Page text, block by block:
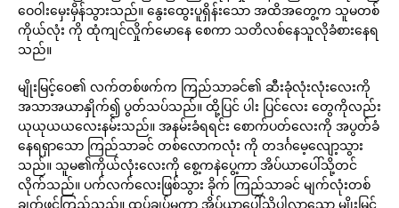
ဝေဝါးမှေးမှိန်သွားသည်။ နွေးထွေးပူရှိန်းသော အထိအတွေ့က သူမတစ်
ကိုယ်လုံး ကို ထုံကျင်လှိုက်မောနေ စေကာ သတိလစ်နေသူလိုခံစားနေရ
သည်။
မျိုးမြင့်ဝေ၏ လက်တစ်ဖက်က ကြည်သာခင်၏ ဆီးခုံလုံးလုံးလေးကို
အသာအယာနှိုက်၍ ပွတ်သပ်သည်။ ထို့ပြင် ပါး ပြင်လေး တွေကိုလည်း
ယုယုယယလေးနမ်းသည်။ အနမ်းခံရရင်း စောက်ပတ်လေးကို အပွတ်ခံ
နေရရှာသော ကြည်သာခင် တစ်လောကလုံး ကို တဒင်္ဂမေ့လျော့သွား
သည်။ သူမ၏ကိုယ်လုံးလေးကို စွေ့ကနဲပွေ့ကာ အိပ်ယာပေါ်သို့တင်
လိုက်သည်။ ပက်လက်လေးဖြစ်သွား ခိုက် ကြည်သာခင် မျက်လုံးတစ်
ချက်ဖွင့်ကြည့်သည်။ ထပ်ချပ်မကွာ အိပ်ယာပေါ်သို့ပါလာသော မျိုးမြင့်